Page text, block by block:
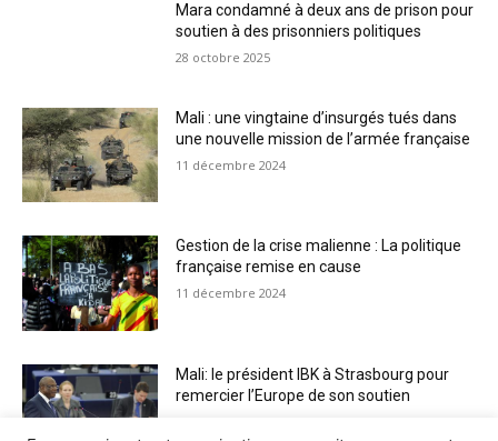
Mara condamné à deux ans de prison pour
soutien à des prisonniers politiques
28 octobre 2025
Mali : une vingtaine d’insurgés tués dans
une nouvelle mission de l’armée française
11 décembre 2024
Gestion de la crise malienne : La politique
française remise en cause
11 décembre 2024
Mali: le président IBK à Strasbourg pour
remercier l’Europe de son soutien